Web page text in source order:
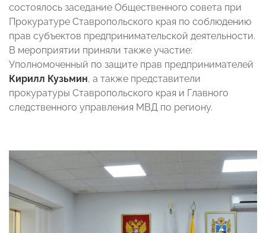
состоялось заседание Общественного совета при
Прокуратуре Ставропольского края по соблюдению
прав субъектов предпринимательской деятельности.
В мероприятии приняли также участие:
Уполномоченный по защите прав предпринимателей
Кирилл Кузьмин, а также представители
прокуратуры Ставропольского края и Главного
следственного управления МВД по региону.